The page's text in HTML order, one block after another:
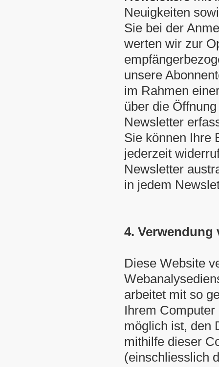
Neuigkeiten
Sie bei der
werten wir zur
unsere
im Rahmen
über die
Newsletter
Sie können Ihre
jederzeit
Newsletter
in jedem
4.
Diese Website
arbeitet mit so
Ihrem
möglich ist, den
mithilfe dieser
(einschliesslich